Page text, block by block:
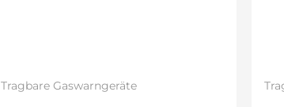
Tragbare Gaswarngeräte